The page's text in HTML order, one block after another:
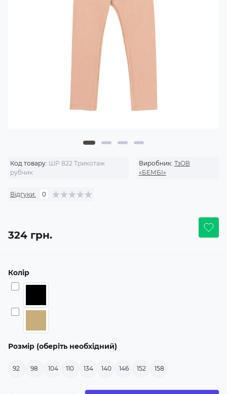
Код товару: ШР 822 Трикотаж
рубчик
Виробник: ТзОВ
«БЕМБІ»
Відгуки: 0
324 грн.
Колір
Розмір (оберіть необхідний)
92 98 104 110 134 140 146 152 158